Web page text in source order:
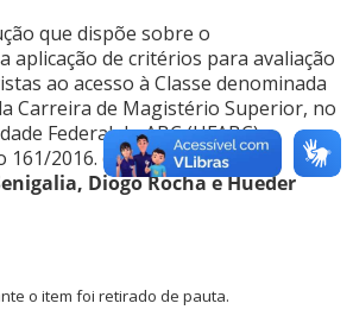
que dispõe sobre o
aplicação de critérios para avaliação
ao acesso à Classe denominada
Carreira de Magistério Superior, no
Federal do ABC (UFABC) e
161/2016. ( anexo)
Diogo Rocha e Hueder
o item foi retirado de pauta.